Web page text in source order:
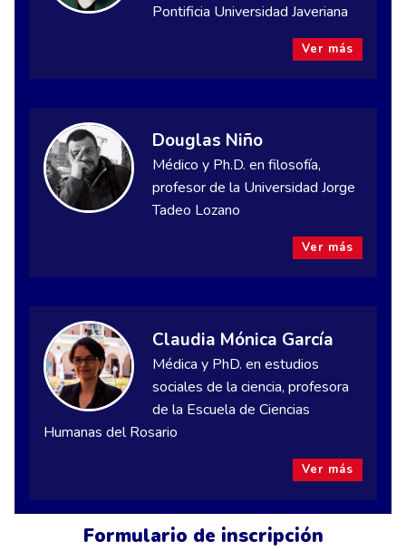
Formulario de inscripción
Pontificia Universidad Javeriana
Ver más
Douglas Niño
Médico y Ph.D. en filosofía,
profesor de la Universidad Jorge
Tadeo Lozano
Ver más
Claudia Mónica García
Médica y PhD. en estudios
sociales de la ciencia, profesora
de la Escuela de Ciencias
Humanas del Rosario
Ver más